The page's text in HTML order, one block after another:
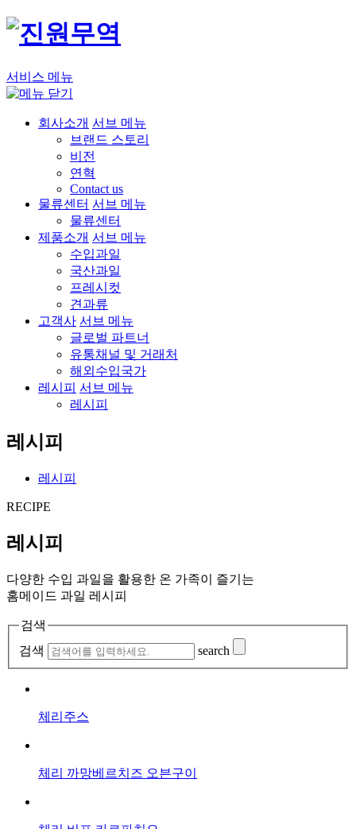
서비스 메뉴
회사소개 서브 메뉴
브랜드 스토리
비전
연혁
Contact us
물류센터 서브 메뉴
물류센터
제품소개 서브 메뉴
수입과일
국산과일
프레시컷
견과류
고객사 서브 메뉴
글로벌 파트너
유통채널 및 거래처
해외수입국가
레시피 서브 메뉴
레시피
레시피
레시피
RECIPE
레시피
다양한 수입 과일을 활용한 온 가족이 즐기는
홈메이드 과일 레시피
검색
검색
search
체리주스
체리 까망베르치즈 오븐구이